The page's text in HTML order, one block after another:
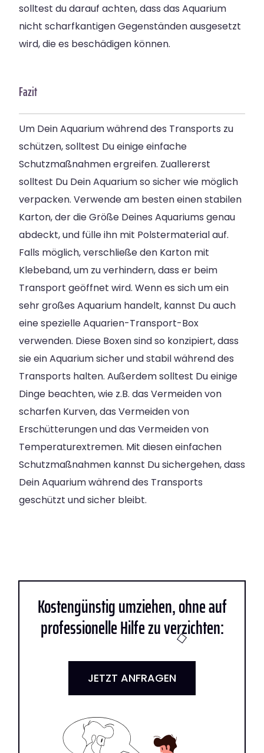
solltest du darauf achten, dass das Aquarium
nicht scharfkantigen Gegenständen ausgesetzt
wird, die es beschädigen können.
Fazit
Um Dein Aquarium während des Transports zu
schützen, solltest Du einige einfache
Schutzmaßnahmen ergreifen. Zuallererst
solltest Du Dein Aquarium so sicher wie möglich
verpacken. Verwende am besten einen stabilen
Karton, der die Größe Deines Aquariums genau
abdeckt, und fülle ihn mit Polstermaterial auf.
Falls möglich, verschließe den Karton mit
Klebeband, um zu verhindern, dass er beim
Transport geöffnet wird. Wenn es sich um ein
sehr großes Aquarium handelt, kannst Du auch
eine spezielle Aquarien-Transport-Box
verwenden. Diese Boxen sind so konzipiert, dass
sie ein Aquarium sicher und stabil während des
Transports halten. Außerdem solltest Du einige
Dinge beachten, wie z.B. das Vermeiden von
scharfen Kurven, das Vermeiden von
Erschütterungen und das Vermeiden von
Temperaturextremen. Mit diesen einfachen
Schutzmaßnahmen kannst Du sichergehen, dass
Dein Aquarium während des Transports
geschützt und sicher bleibt.
Kostengünstig umziehen, ohne auf
professionelle Hilfe zu verzichten:
JETZT ANFRAGEN